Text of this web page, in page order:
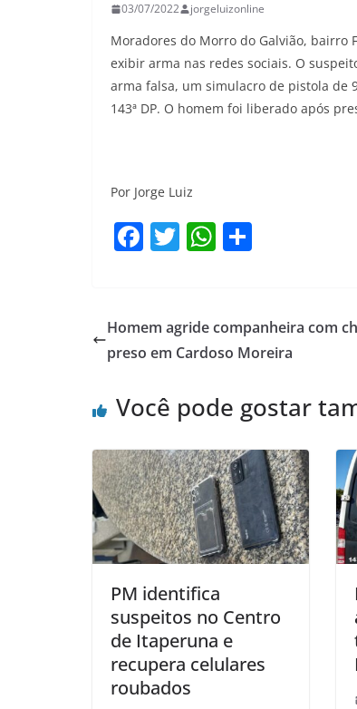
03/07/2022 jorgeluizonline
Moradores do Morro do Galvião,
exibir arma nas redes sociais. O
arma falsa, um simulacro de pistola de
143ª DP. O homem foi liberado após
Por Jorge Luiz
F
e
b
o
k
T
er
W
s
A
p
e
Homem agride companheira com
preso em Cardoso Moreira
Você pode gostar
PM identifica
suspeitos no Centro
de Itaperuna e
recupera celulares
roubados